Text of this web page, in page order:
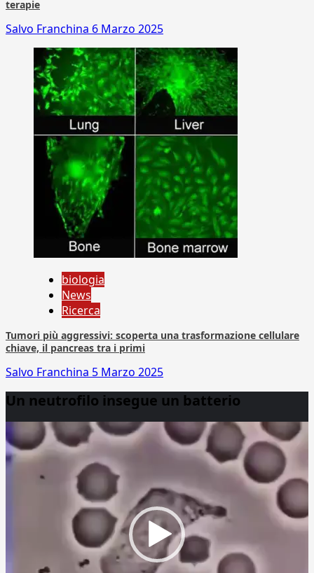
terapie
Salvo Franchina 6 Marzo 2025
biologia
News
Ricerca
Tumori più aggressivi: scoperta una trasformazione cellulare
chiave, il pancreas tra i primi
Salvo Franchina 5 Marzo 2025
Un neutrofilo insegue un batterio
Player